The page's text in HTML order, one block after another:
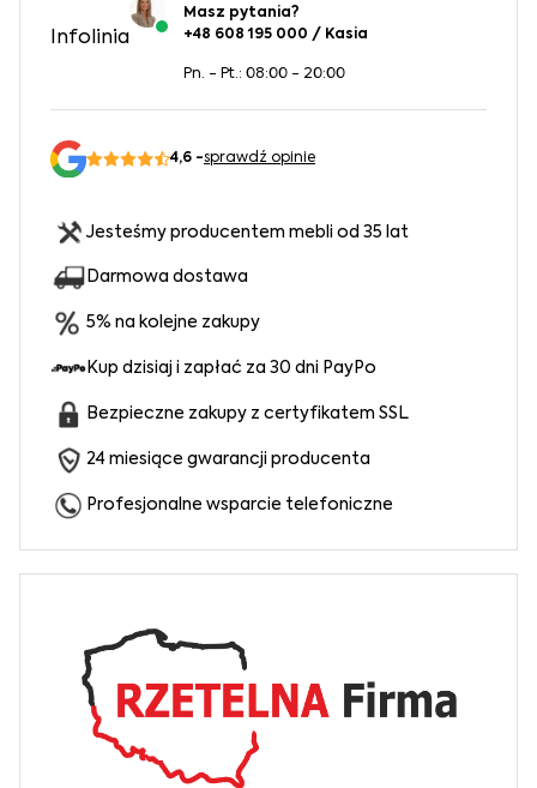
Infolinia
Masz pytania?
+48 608 195 000 / Kasia
Pn. - Pt.: 08:00 - 20:00
4,6 -sprawdź opinie
Jesteśmy producentem mebli od 35 lat
Darmowa dostawa
5% na kolejne zakupy
Kup dzisiaj i zapłać za 30 dni PayPo
Bezpieczne zakupy z certyfikatem SSL
24 miesiące gwarancji producenta
Profesjonalne wsparcie telefoniczne